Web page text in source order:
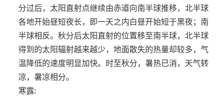
分过后，太阳直射点继续由赤道向南半球推移，北半球
各地开始昼短夜长，即一天之内白昼开始短于黑夜；南
半球相反。秋分后太阳直射的位置移至南半球，北半球
得到的太阳辐射越来越少，地面散失的热量却较多，气
温降低的速度明显加快。时至秋分，暑热已消，天气转
凉，暑凉相分。
寒露: